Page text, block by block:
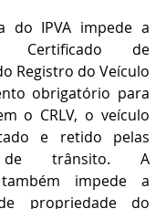
do IPVA impede a
Certificado de
Registro do Veículo
obrigatório para
o CRLV, o veículo
e retido pelas
de trânsito. A
impede a
propriedade do